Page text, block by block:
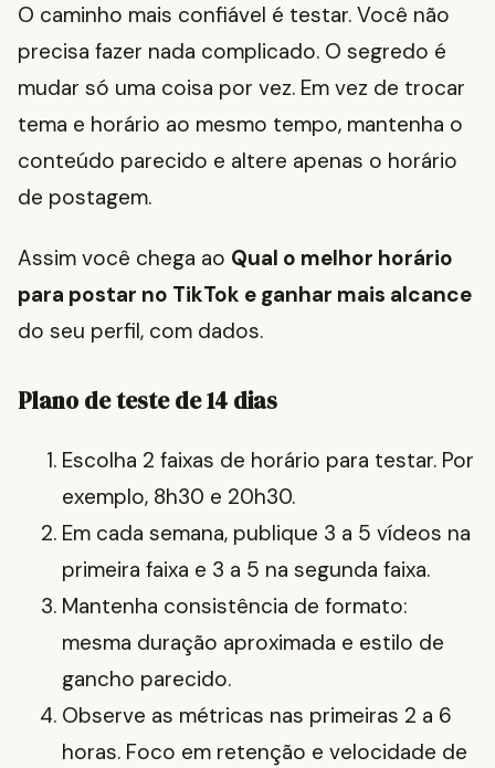
O caminho mais confiável é testar. Você não
precisa fazer nada complicado. O segredo é
mudar só uma coisa por vez. Em vez de trocar
tema e horário ao mesmo tempo, mantenha o
conteúdo parecido e altere apenas o horário
de postagem.
Assim você chega ao Qual o melhor horário
para postar no TikTok e ganhar mais alcance
do seu perfil, com dados.
Plano de teste de 14 dias
Escolha 2 faixas de horário para testar. Por
exemplo, 8h30 e 20h30.
Em cada semana, publique 3 a 5 vídeos na
primeira faixa e 3 a 5 na segunda faixa.
Mantenha consistência de formato:
mesma duração aproximada e estilo de
gancho parecido.
Observe as métricas nas primeiras 2 a 6
horas. Foco em retenção e velocidade de